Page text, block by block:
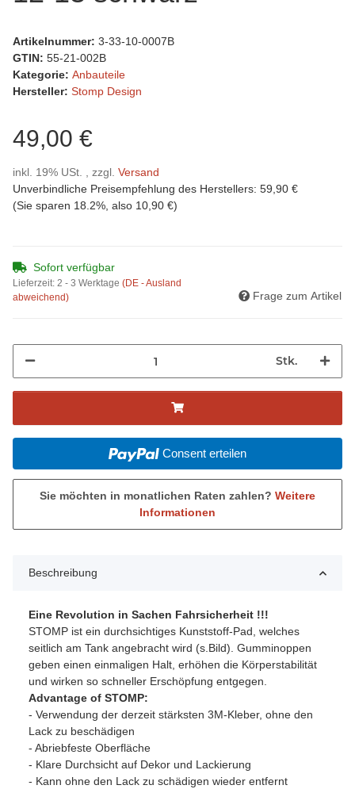
Artikelnummer: 3-33-10-0007B
GTIN: 55-21-002B
Kategorie: Anbauteile
Hersteller: Stomp Design
49,00 €
inkl. 19% USt. , zzgl. Versand
Unverbindliche Preisempfehlung des Herstellers: 59,90 €
(Sie sparen 18.2% , also 10,90 €)
Sofort verfügbar
Lieferzeit: 2 - 3 Werktage (DE - Ausland
abweichend)
Frage zum Artikel
Stk.
Consent erteilen
Sie möchten in monatlichen Raten zahlen? Weitere
Informationen
Beschreibung
Eine Revolution in Sachen Fahrsicherheit !!!
STOMP ist ein durchsichtiges Kunststoff-Pad, welches
seitlich am Tank angebracht wird (s.Bild). Gumminoppen
geben einen einmaligen Halt, erhöhen die Körperstabilität
und wirken so schneller Erschöpfung entgegen.
Advantage of STOMP:
- Verwendung der derzeit stärksten 3M-Kleber, ohne den
Lack zu beschädigen
- Abriebfeste Oberfläche
- Klare Durchsicht auf Dekor und Lackierung
- Kann ohne den Lack zu schädigen wieder entfernt